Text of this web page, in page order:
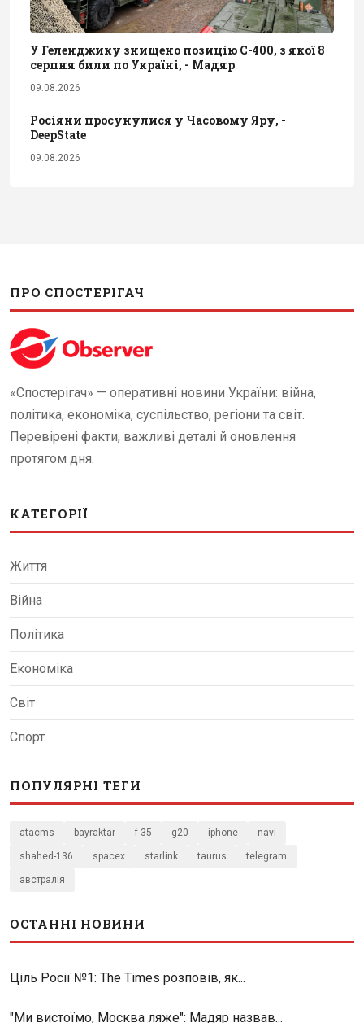
У Геленджику знищено позицію С-400, з якої 8
серпня били по Україні, - Мадяр
09.08.2026
Росіяни просунулися у Часовому Яру, -
DeepState
09.08.2026
ПРО СПОСТЕРІГАЧ
«Спостерігач» — оперативні новини України: війна,
політика, економіка, суспільство, регіони та світ.
Перевірені факти, важливі деталі й оновлення
протягом дня.
КАТЕГОРІЇ
Життя
Війна
Політика
Економіка
Світ
Спорт
ПОПУЛЯРНІ ТЕГИ
atacms bayraktar f-35 g20 iphone navi
shahed-136 spacex starlink taurus telegram
австралія
ОСТАННІ НОВИНИ
Ціль Росії №1: The Times розповів, як...
"Ми вистоїмо, Москва ляже": Мадяр назвав...